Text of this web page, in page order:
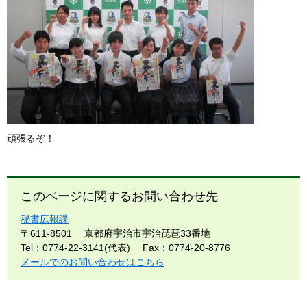
頑張るぞ！
このページに関するお問い合わせ先
秘書広報課
〒611-8501
京都府宇治市宇治琵琶33番地
Tel：0774-22-3141(代表)
Fax：0774-20-8776
メールでのお問い合わせはこちら